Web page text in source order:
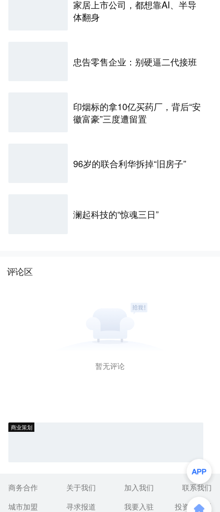
家居上市公司，都想靠AI、半导
体翻身
忠告零售企业：别硬逼二代接班
印烟标的拿10亿买药厂，背后“安
徽富豪”三度遭留置
96岁的联合利华拆掉“旧房子”
澜起科技的“惊魂三日”
评论区
暂无评论
商业策划
商务合作 关于我们 加入我们
联系我们
城市加盟
寻求报道 我要入驻 投资者关系